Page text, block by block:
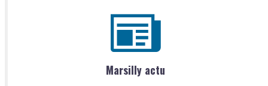
Marsilly actu